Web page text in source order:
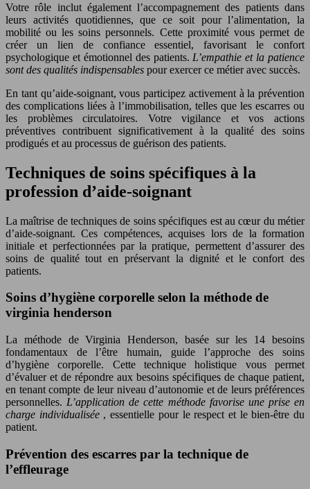
Votre rôle inclut également l’accompagnement des patients dans
leurs activités quotidiennes, que ce soit pour l’alimentation, la
mobilité ou les soins personnels. Cette proximité vous permet de
créer un lien de confiance essentiel, favorisant le confort
psychologique et émotionnel des patients. L’empathie et la patience
sont des qualités indispensables pour exercer ce métier avec succès.
En tant qu’aide-soignant, vous participez activement à la prévention
des complications liées à l’immobilisation, telles que les escarres ou
les problèmes circulatoires. Votre vigilance et vos actions
préventives contribuent significativement à la qualité des soins
prodigués et au processus de guérison des patients.
Techniques de soins spécifiques à la
profession d’aide-soignant
La maîtrise de techniques de soins spécifiques est au cœur du métier
d’aide-soignant. Ces compétences, acquises lors de la formation
initiale et perfectionnées par la pratique, permettent d’assurer des
soins de qualité tout en préservant la dignité et le confort des
patients.
Soins d’hygiène corporelle selon la méthode de
virginia henderson
La méthode de Virginia Henderson, basée sur les 14 besoins
fondamentaux de l’être humain, guide l’approche des soins
d’hygiène corporelle. Cette technique holistique vous permet
d’évaluer et de répondre aux besoins spécifiques de chaque patient,
en tenant compte de leur niveau d’autonomie et de leurs préférences
personnelles. L’application de cette méthode favorise une prise en
charge individualisée , essentielle pour le respect et le bien-être du
patient.
Prévention des escarres par la technique de
l’effleurage